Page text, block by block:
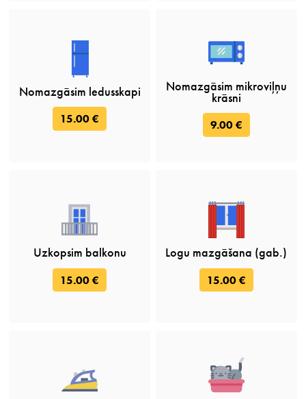
Nomazgāsim ledusskapi
15.00 €
Nomazgāsim mikroviļņu
krāsni
9.00 €
Uzkopsim balkonu
15.00 €
Logu mazgāšana (gab.)
15.00 €